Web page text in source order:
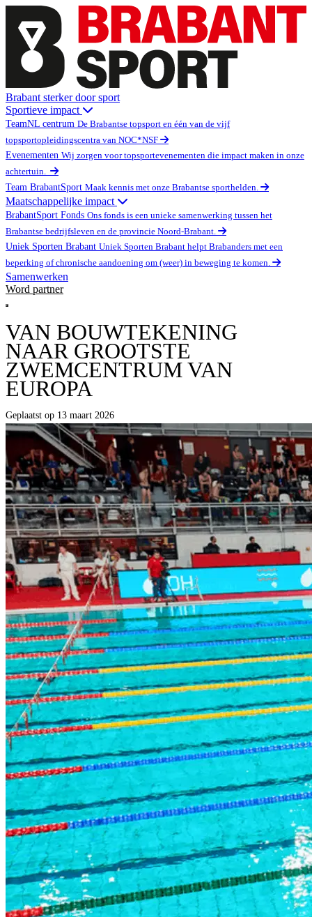
Brabant sterker door sport
Sportieve impact
TeamNL centrum De Brabantse topsport en één van de vijf
topsportopleidingscentra van NOC*NSF
Evenementen Wij zorgen voor topsportevenementen die impact maken in onze
achtertuin.
Team BrabantSport Maak kennis met onze Brabantse sporthelden.
Maatschappelijke impact
BrabantSport Fonds Ons fonds is een unieke samenwerking tussen het
Brabantse bedrijfsleven en de provincie Noord-Brabant.
Uniek Sporten Brabant Uniek Sporten Brabant helpt Brabanders met een
beperking of chronische aandoening om (weer) in beweging te komen.
Samenwerken
Word partner
Open main menu
VAN BOUWTEKENING
NAAR GROOTSTE
ZWEMCENTRUM VAN
EUROPA
Geplaatst op 13 maart 2026